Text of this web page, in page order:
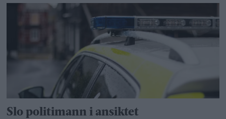
Slo politimann i ansiktet